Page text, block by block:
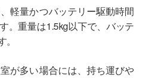
軽量かつバッテリー駆動時間
。重量は1.5kg以下で、バッテ
が多い場合には、持ち運びや